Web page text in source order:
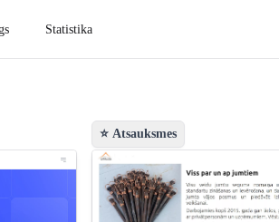
Statistika
⭐ Atsauksmes